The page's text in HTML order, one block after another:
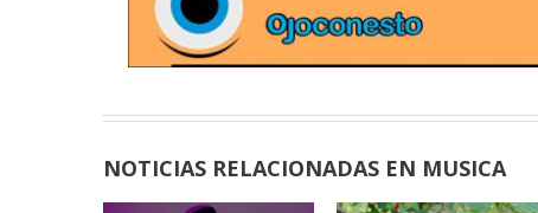
NOTICIAS RELACIONADAS EN MUSICA